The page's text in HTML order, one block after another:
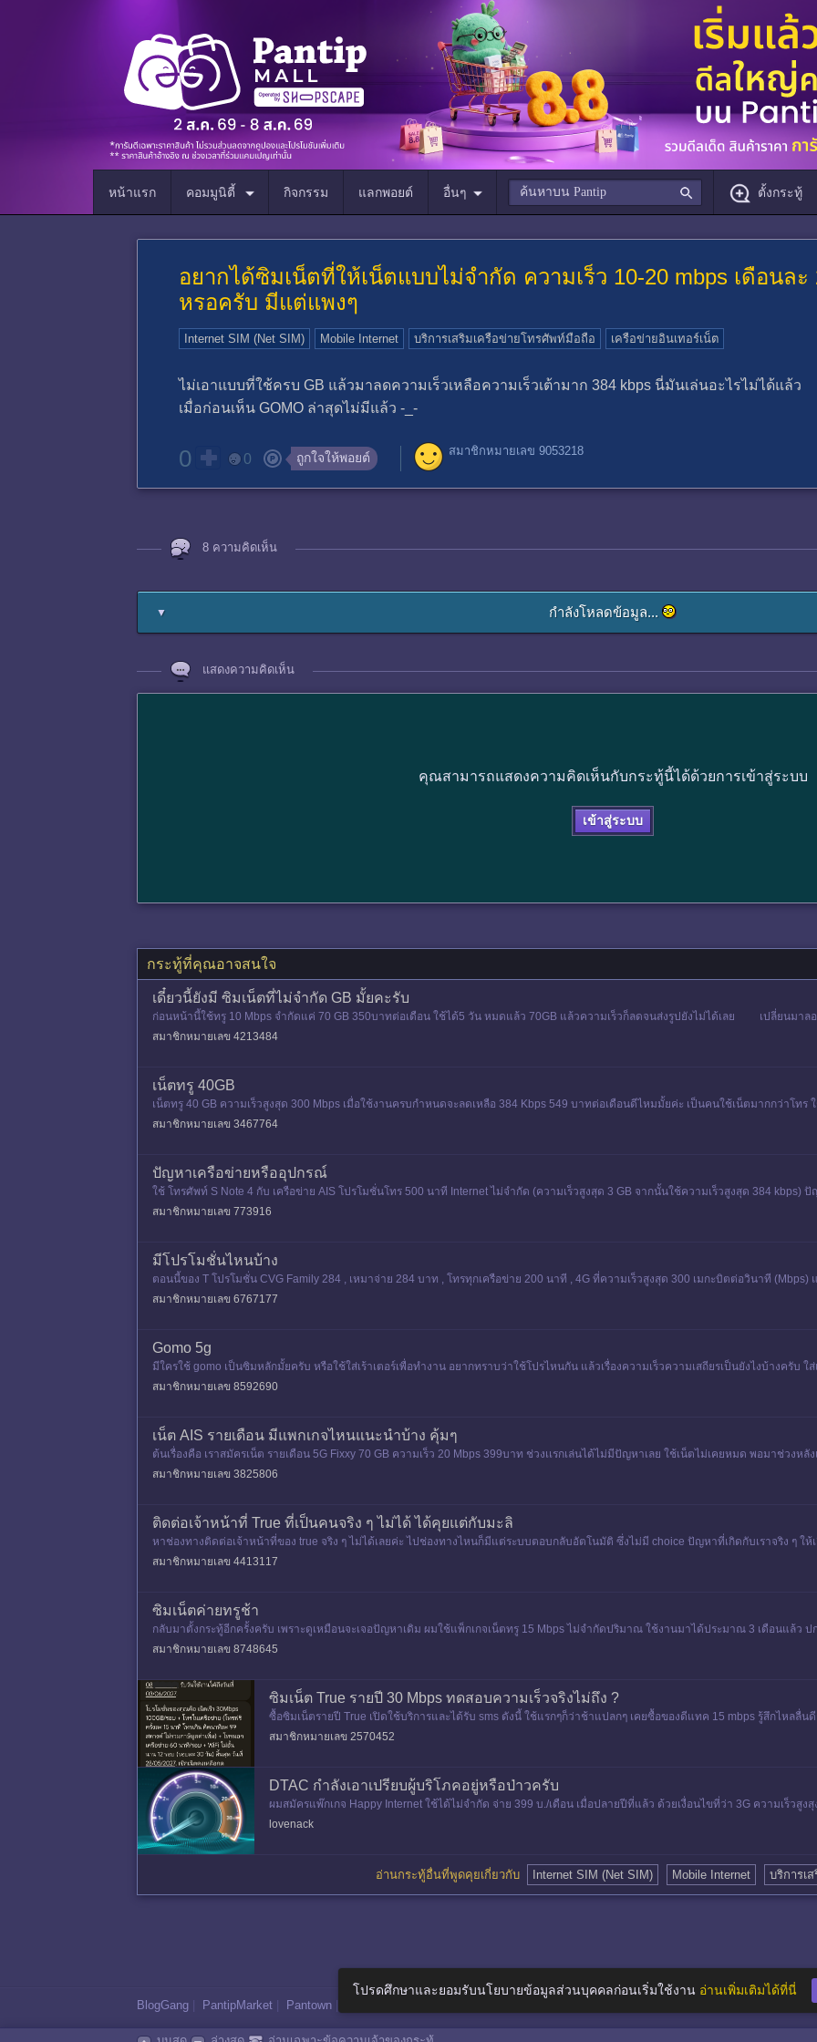
หน้าแรก คอมมูนิตี้ กิจกรรม แลกพอยต์ อื่นๆ ตั้งกระทู้
อยากได้ซิมเน็ตที่ให้เน็ตแบบไม่จำกัด ความเร็ว 10-20 mbps เดือนล
หรอครับ มีแต่แพงๆ
Internet SIM (Net SIM) Mobile Internet บริการเสริมเครือข่ายโทรศัพท์มือถือ เครือข่ายอินเทอร์เน็ต
ไม่เอาแบบที่ใช้ครบ GB แล้วมาลดความเร็วเหลือความเร็วเต้ามาก 384 kbps นี่มันเล่นอะไรไม่ได้แล้ว
เมื่อก่อนเห็น GOMO ล่าสุดไม่มีแล้ว -_-
0 0 ถูกใจให้พอยต์ สมาชิกหมายเลข 9053218
8 ความคิดเห็น
▼ กำลังโหลดข้อมูล...
แสดงความคิดเห็น
คุณสามารถแสดงความคิดเห็นกับกระทู้นี้ได้ด้วยการเข้าสู่ระบบ
เข้าสู่ระบบ
กระทู้ที่คุณอาจสนใจ
เดี๋ยวนี้ยังมี ซิมเน็ตที่ไม่จำกัด GB มั้ยคะรับ
ก่อนหน้านี้ใช้ทรู 10 Mbps จำกัดแค่ 70 GB 350บาทต่อเดือน ใช้ได้5 วัน หมดแล้ว 70GB แล้วความเร็วก็ลดจนส่งรูปยังไม่ได้เลย เปลี่ยนมาล
สมาชิกหมายเลข 4213484
เน็ตทรู 40GB
เน็ตทรู 40 GB ความเร็วสูงสุด 300 Mbps เมื่อใช้งานครบกำหนดจะลดเหลือ 384 Kbps 549 บาทต่อเดือนดีไหมมั้ยค่ะ เป็นคนใช้เน็ตมากกว่าโทร
นเฟส แชร์ฮอตส
สมาชิกหมายเลข 3467764
ปัญหาเครือข่ายหรืออุปกรณ์
ใช้ โทรศัพท์ S Note 4 กับ เครือข่าย AIS โปรโมชั่นโทร 500 นาที Internet ไม่จำกัด (ความเร็วสูงสุด 3 GB จากนั้นใช้ความเร็วสูงสุด 384
กา
สมาชิกหมายเลข 773916
มีโปรโมชั่นไหนบ้าง
ตอนนี้ของ T โปรโมชั่น CVG Family 284 , เหมาจ่าย 284 บาท , โทรทุกเครือข่าย 200 นาที , 4G ที่ความเร็วสูงสุด 300 เมกะบิตต่อวินาที (Mbps)
bps) เป็นจำน
สมาชิกหมายเลข 6767177
Gomo 5g
มีใครใช้ gomo เป็นซิมหลักมั้ยครับ หรือใช้ใส่เร้าเตอร์เพื่อทำงาน อยากทราบว่าใช้โปรไหนกัน แล้วเรื่องความเร็วความเสถียรเป็นยังไงบ้างครับ
มเงินเป
สมาชิกหมายเลข 8592690
เน็ต AIS รายเดือน มีแพกเกจไหนแนะนำบ้าง คุ้มๆ
ต้นเรื่องคือ เราสมัครเน็ต รายเดือน 5G Fixxy 70 GB ความเร็ว 20 Mbps 399บาท ช่วงเเรกเล่นได้ไม่มีปัญหาเลย ใช้เน็ตไม่เคยหมด พอมาช่วงห
ไร เข้าใจว่าใ
สมาชิกหมายเลข 3825806
ติดต่อเจ้าหน้าที่ True ที่เป็นคนจริง ๆ ไม่ได้ ได้คุยแต่กับมะลิ
หาช่องทางติดต่อเจ้าหน้าที่ของ true จริง ๆ ไม่ได้เลยค่ะ ไปช่องทางไหนก็มีแต่ระบบตอบกลับอัตโนมัติ ซึ่งไม่มี choice ปัญหาที่เกิดกับเราจริง ๆ ใ
สปีด
สมาชิกหมายเลข 4413117
ซิมเน็ตค่ายทรูช้า
กลับมาตั้งกระทู้อีกครั้งครับ เพราะดูเหมือนจะเจอปัญหาเดิม ผมใช้แพ็กเกจเน็ตทรู 15 Mbps ไม่จำกัดปริมาณ ใช้งานมาได้ประมาณ 3 เดือนแล้ว
อย่างเห็นได้ชั
สมาชิกหมายเลข 8748645
ซิมเน็ต True รายปี 30 Mbps ทดสอบความเร็วจริงไม่ถึง ?
ซื้อซิมเน็ตรายปี True เปิดใช้บริการและได้รับ sms ดังนี้ ใช้แรกๆก็ว่าช้าแปลกๆ เคยซื้อของดีแทค 15 mbps รู้สึกไหลลื่
รู ก้อพบว่าความเร็วไม่ตรงกับที่แ
สมาชิกหมายเลข 2570452
DTAC กำลังเอาเปรียบผู้บริโภคอยู่หรือป่าวครับ
ผมสมัครแพ๊กเกจ Happy Internet ใช้ได้ไม่จำกัด จ่าย 399 บ./เดือน เมื่อปลายปีที่แล้ว ด้วยเงื่อนไขที่ว่า 3G ความเร็วสูง
หลังจากผมใช้ครบ 1.5 GB พบว่า
lovenack
อ่านกระทู้อื่นที่พูดคุยเกี่ยวกับ Internet SIM (Net SIM) Mobile Internet บริการเ
BlogGang PantipMarket Pantown
โปรดศึกษาและยอมรับนโยบายข้อมูลส่วนบุคคลก่อนเริ่มใช้งาน อ่านเพิ่มเติมได้ที่นี่